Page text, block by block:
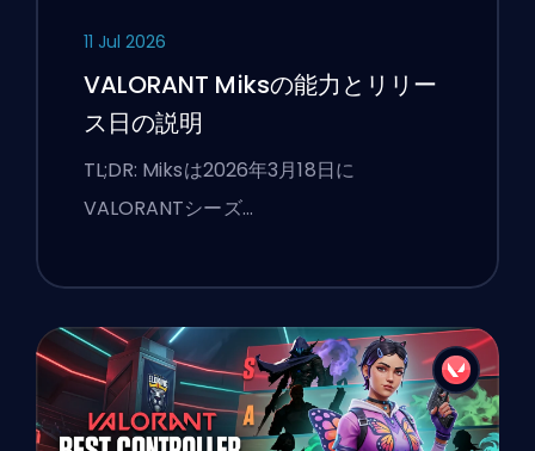
11 Jul 2026
VALORANT Miksの能力とリリー
ス日の説明
TL;DR: Miksは2026年3月18日に
VALORANTシーズ…